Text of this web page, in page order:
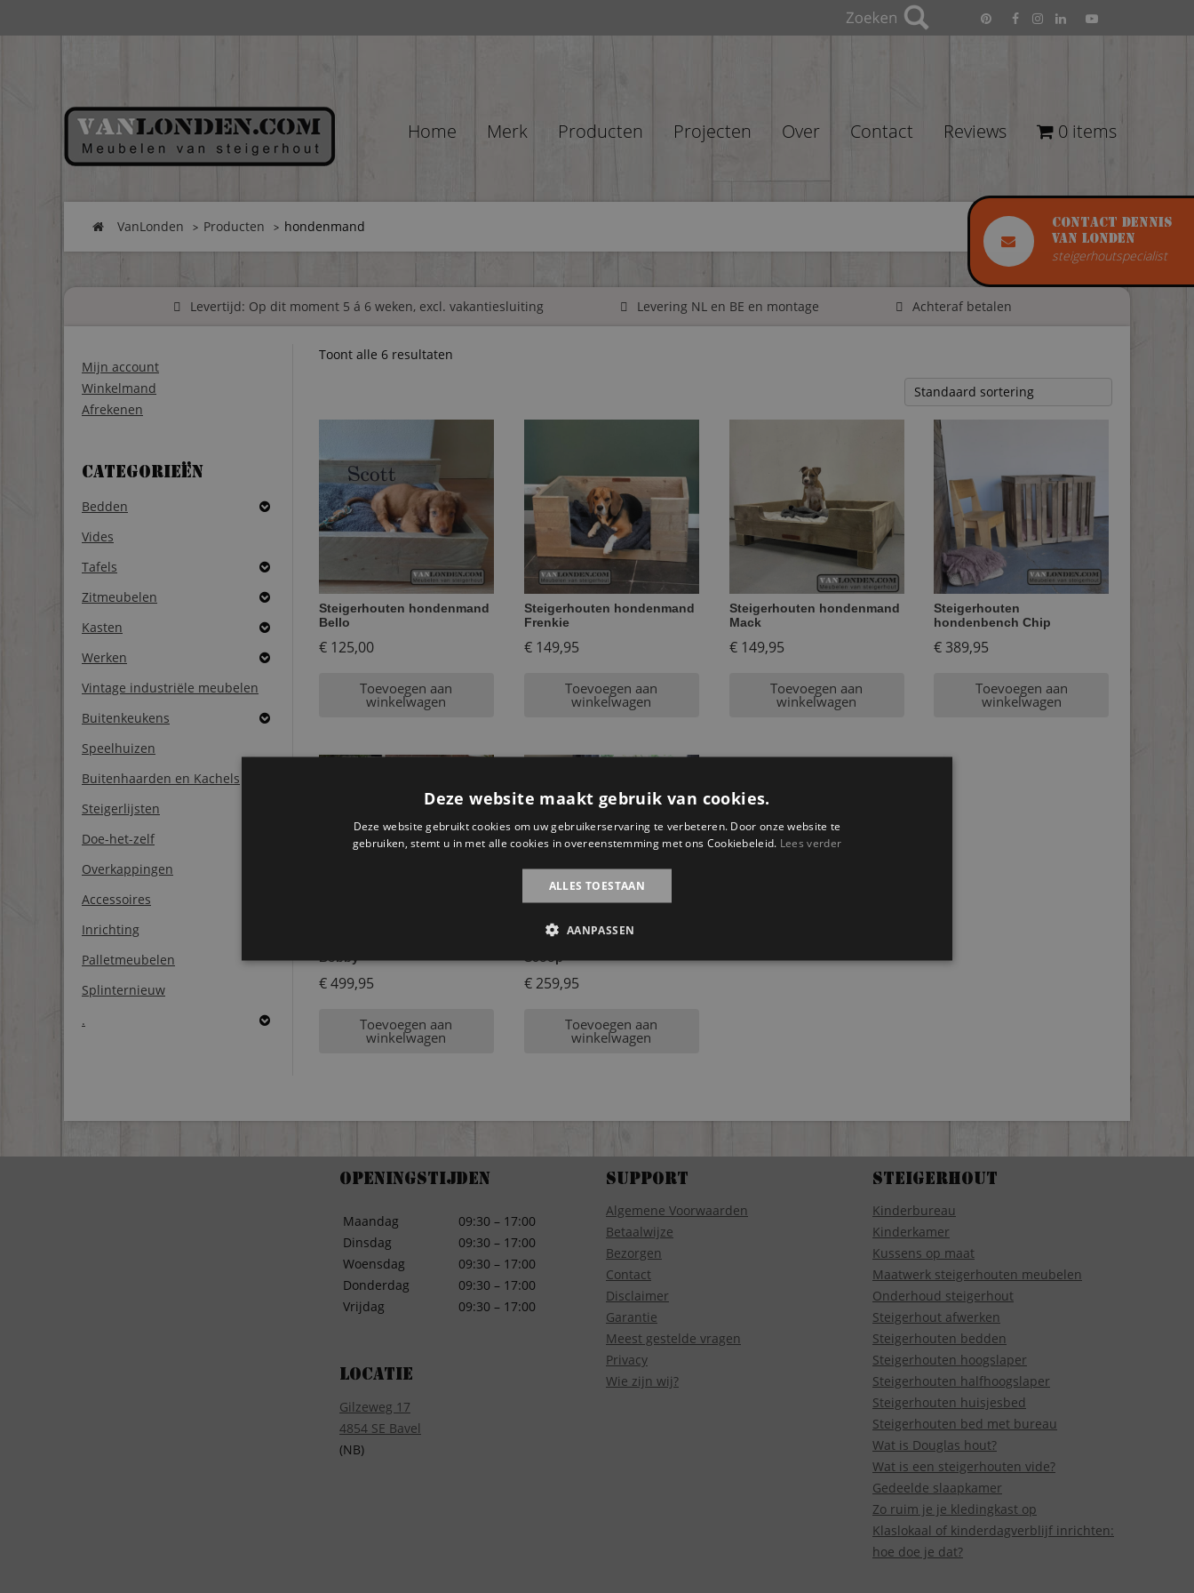
Contact Dennis
van Londen
steigerhoutspecialist
Home Merk Producten Projecten Over Contact Reviews 0 items
VanLonden Producten hondenmand
Levertijd: Op dit moment 5 á 6 weken, excl. vakantiesluiting Levering NL en BE en montage Achteraf betalen
Mijn account
Winkelmand
Afrekenen
Categorieën
Bedden
Vides
Tafels
Zitmeubelen
Kasten
Werken
Vintage industriële meubelen
Buitenkeukens
Speelhuizen
Buitenhaarden en Kachels
Steigerlijsten
Doe-het-zelf
Overkappingen
Accessoires
Inrichting
Palletmeubelen
Splinternieuw
.
Toont alle 6 resultaten
Steigerhouten hondenmand
Bello
€125,00
Toevoegen aan
winkelwagen
Steigerhouten hondenmand
Frenkie
€149,95
Toevoegen aan
winkelwagen
Steigerhouten hondenmand
Mack
€149,95
Toevoegen aan
winkelwagen
Steigerhouten
hondenbench Chip
€389,95
Toevoegen aan
winkelwagen
Bobby
€499,95
Toevoegen aan
winkelwagen
Scoop
€259,95
Toevoegen aan
winkelwagen
Openingstijden
Maandag
Dinsdag
Woensdag
Donderdag
Vrijdag
09:30 – 17:00
09:30 – 17:00
09:30 – 17:00
09:30 – 17:00
09:30 – 17:00
Locatie
Gilzeweg 17
4854 SE Bavel
(NB)
Support
Algemene Voorwaarden
Betaalwijze
Bezorgen
Contact
Disclaimer
Garantie
Meest gestelde vragen
Privacy
Wie zijn wij?
Steigerhout
Kinderbureau
Kinderkamer
Kussens op maat
Maatwerk steigerhouten meubelen
Onderhoud steigerhout
Steigerhout afwerken
Steigerhouten bedden
Steigerhouten hoogslaper
Steigerhouten halfhoogslaper
Steigerhouten huisjesbed
Steigerhouten bed met bureau
Wat is Douglas hout?
Wat is een steigerhouten vide?
Gedeelde slaapkamer
Zo ruim je je kledingkast op
Klaslokaal of kinderdagverblijf inrichten:
hoe doe je dat?
Deze website maakt gebruik van cookies.
Deze website gebruikt cookies om uw gebruikerservaring te verbeteren. Door onze website te
gebruiken, stemt u in met alle cookies in overeenstemming met ons Cookiebeleid. Lees verder
ALLES TOESTAAN
AANPASSEN